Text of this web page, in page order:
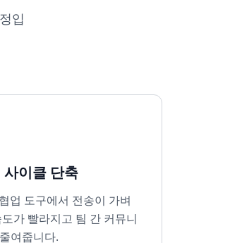
입
사이클 단축
업 도구에서 전송이 가벼
가 빨라지고 팀 간 커뮤니
여줍니다.